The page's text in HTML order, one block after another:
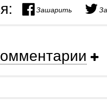
Зашарить